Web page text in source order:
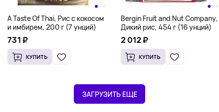
A Taste Of Thai, Рис с кокосом
и имбирем, 200 г (7 унций)
731 ₽
КУПИТЬ
Bergin Fruit and Nut Company,
Дикий рис, 454 г (16 унций)
2 012 ₽
КУПИТЬ
ЗАГРУЗИТЬ ЕЩЕ